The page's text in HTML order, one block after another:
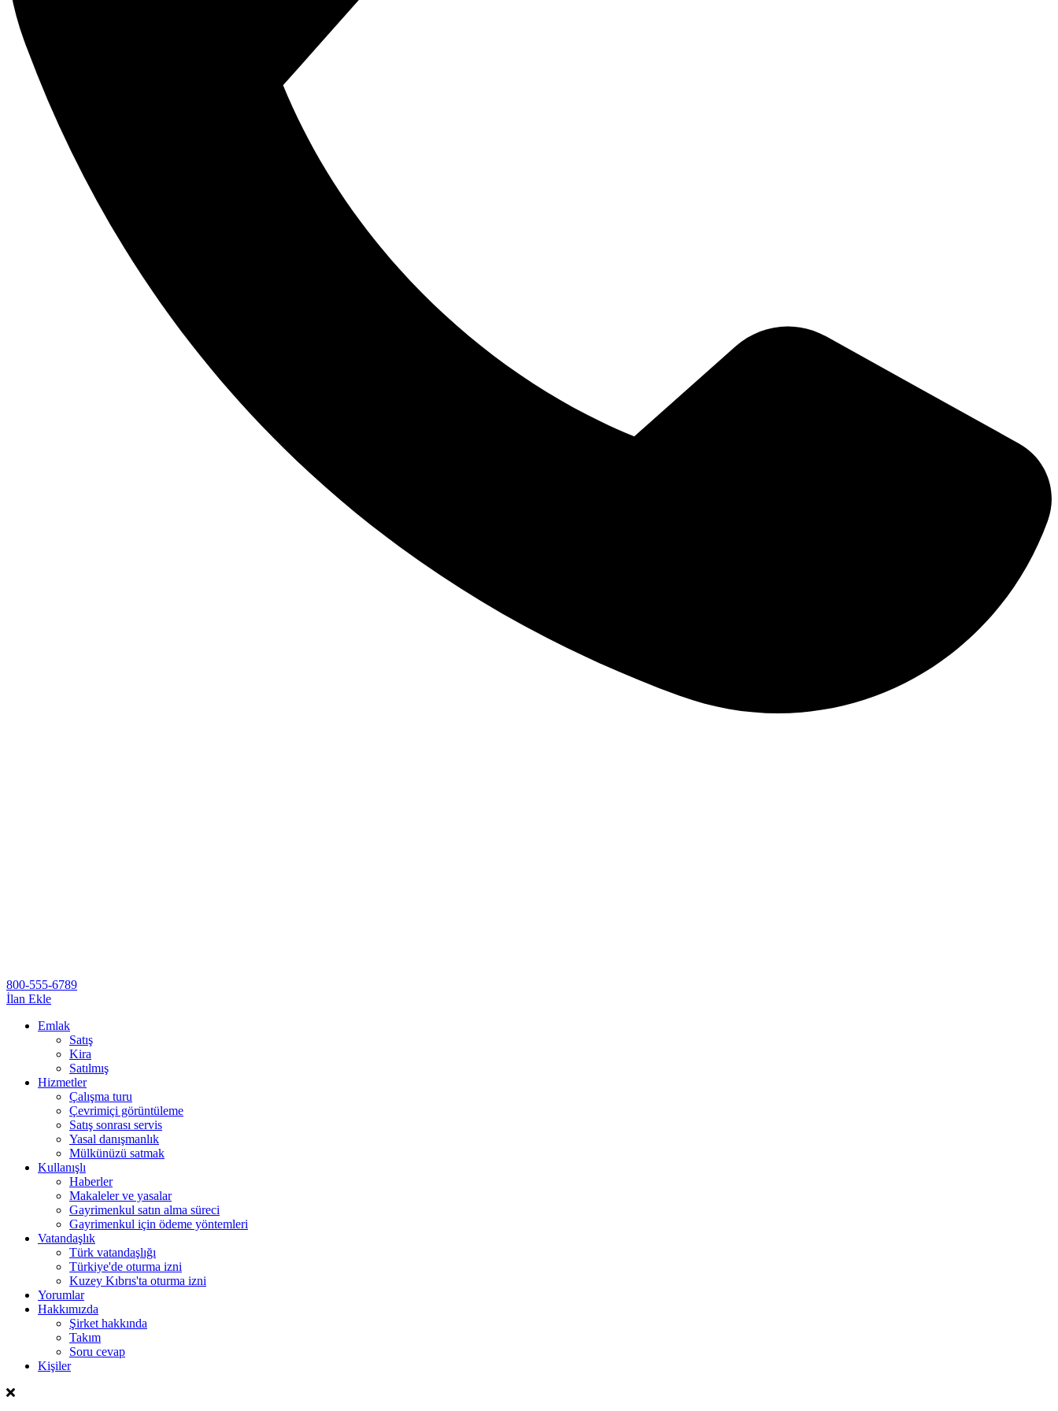
800-555-6789
İlan Ekle
Emlak
Satış
Kira
Satılmış
Hizmetler
Çalışma turu
Çevrimiçi görüntüleme
Satış sonrası servis
Yasal danışmanlık
Mülkünüzü satmak
Kullanışlı
Haberler
Makaleler ve yasalar
Gayrimenkul satın alma süreci
Gayrimenkul için ödeme yöntemleri
Vatandaşlık
Türk vatandaşlığı
Türkiye'de oturma izni
Kuzey Kıbrıs'ta oturma izni
Yorumlar
Hakkımızda
Şirket hakkında
Takım
Soru cevap
Kişiler